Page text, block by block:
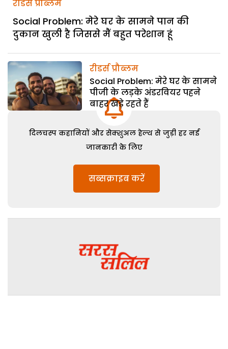
रीडर्स प्रौब्लम
Social Problem: मेरे घर के सामने पान की
दुकान खुली है जिससे मैं बहुत परेशान हूं
रीडर्स प्रौब्लम
Social Problem: मेरे घर के सामने
पीजी के लड़के अंडरवियर पहने
बाहर खड़े रहते हैं
दिलचस्प कहानियों और सेक्शुअल हेल्थ से जुड़ी हर नई
जानकारी के लिए
सब्सक्राइब करें